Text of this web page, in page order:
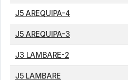
J5 AREQUIPA-4
J5 AREQUIPA-3
J3 LAMBARE-2
J5 LAMBARE